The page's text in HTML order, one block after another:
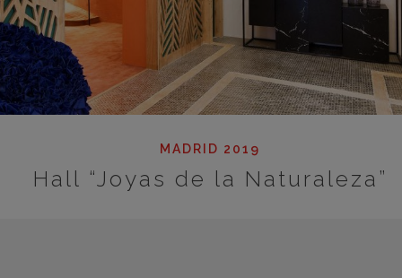
MADRID 2019
Hall “Joyas de la Naturaleza”